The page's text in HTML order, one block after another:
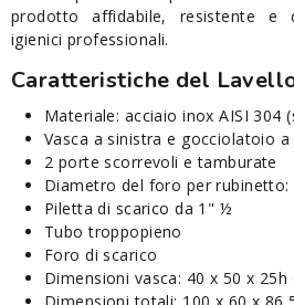
prodotto affidabile, resistente e
igienici professionali.
Caratteristiche del
Materiale: acciaio inox AISI 304
Vasca a sinistra e gocciolatoio a
2 porte scorrevoli e tamburate
Diametro del foro per rubinetto:
Piletta di scarico da 1" ½
Tubo troppopieno
Foro di scarico
Dimensioni vasca: 40 x 50 x 25h